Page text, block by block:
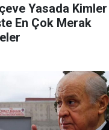
Yasada Kimler
En Çok Merak